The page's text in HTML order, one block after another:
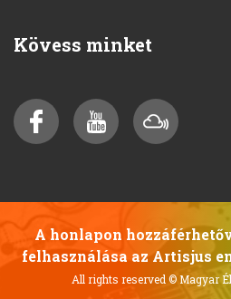
Kövess minket
A honlapon
felhasználása az Artisjus
All rights reserved© Magyar